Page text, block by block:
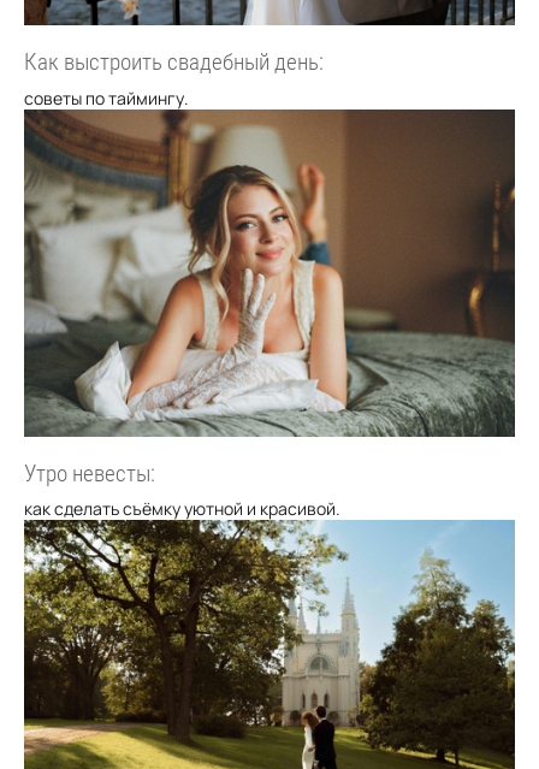
Как выстроить свадебный день:
советы по таймингу.
Утро невесты:
как сделать съёмку уютной и красивой.